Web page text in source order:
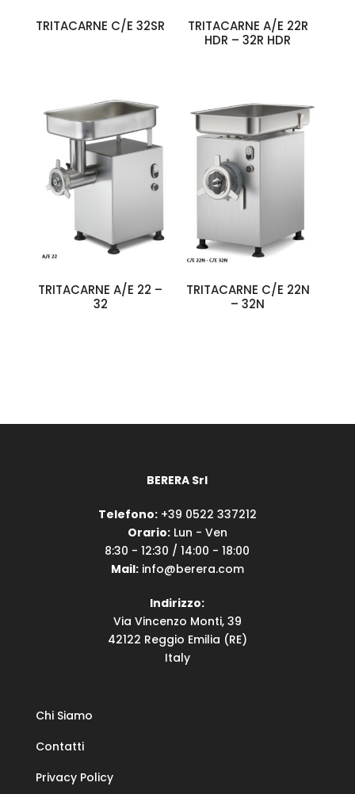
TRITACARNE C/E 32SR
TRITACARNE A/E 22R
HDR – 32R HDR
TRITACARNE A/E 22 –
32
TRITACARNE C/E 22N
– 32N
BERERA Srl
Telefono:+39 0522 337212
Orario:Lun - Ven
8:30 - 12:30 / 14:00 - 18:00
Mail:info@berera.com
Indirizzo:
Via Vincenzo Monti, 39
42122 Reggio Emilia (RE)
Italy
Chi Siamo
Contatti
Privacy Policy